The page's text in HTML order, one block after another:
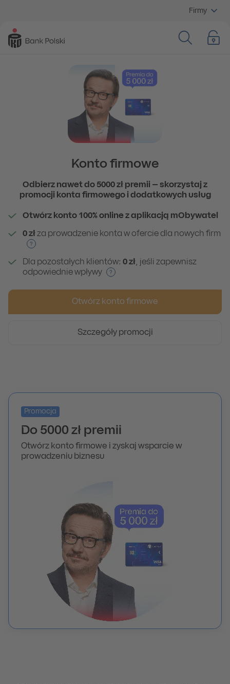
Firmy
Konto firmowe
Odbierz nawet do 5000 zł premii – skorzystaj z
promocji konta firmowego i dodatkowych usług
Otwórz konto 100% online z aplikacją mObywatel
0 zł za prowadzenie konta w ofercie dla nowych firm
?
Dla pozostałych klientów: 0 zł, jeśli zapewnisz
odpowiednie wpływy
?
Otwórz konto firmowe
Szczegóły promocji
Promocja
Do 5000 zł premii
Otwórz konto firmowe i zyskaj wsparcie w
prowadzeniu biznesu